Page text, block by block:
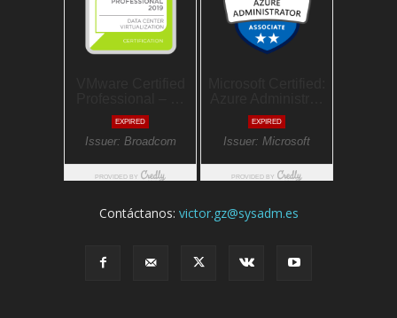
Contáctanos: victor.gz@sysadm.es